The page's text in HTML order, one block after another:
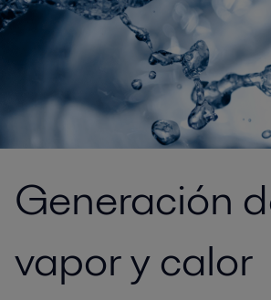
Generación
vapor y calor